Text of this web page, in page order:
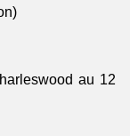
au 12